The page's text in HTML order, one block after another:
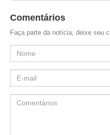
Comentários
Faça parte da notícia, deixe seu